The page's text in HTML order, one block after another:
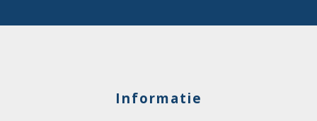
Informatie